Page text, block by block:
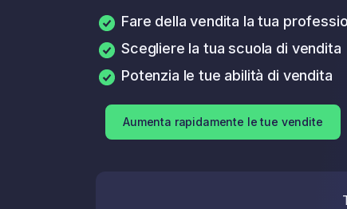
Fare della vendita la tua
Scegliere la tua scuola di vendita
Potenzia le tue abilità di vendita
Aumenta rapidamente le tue vendite